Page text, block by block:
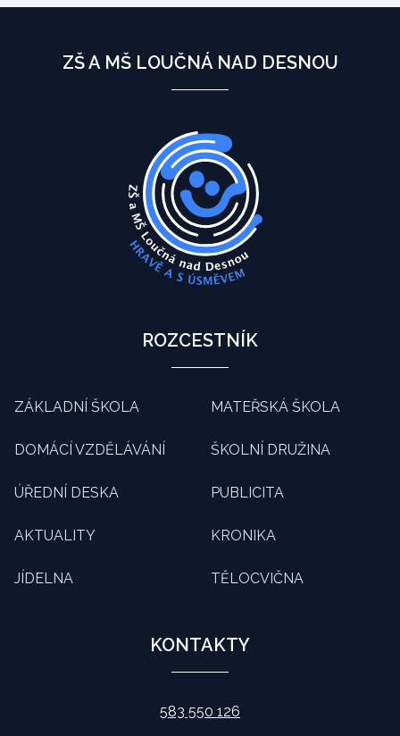
ZŠ A MŠ LOUČNÁ NAD DESNOU
ROZCESTNÍK
ZÁKLADNÍ ŠKOLA MATEŘSKÁ ŠKOLA
DOMÁCÍ VZDĚLÁVÁNÍ ŠKOLNÍ DRUŽINA
ÚŘEDNÍ DESKA PUBLICITA
AKTUALITY KRONIKA
JÍDELNA TĚLOCVIČNA
KONTAKTY
583 550 126